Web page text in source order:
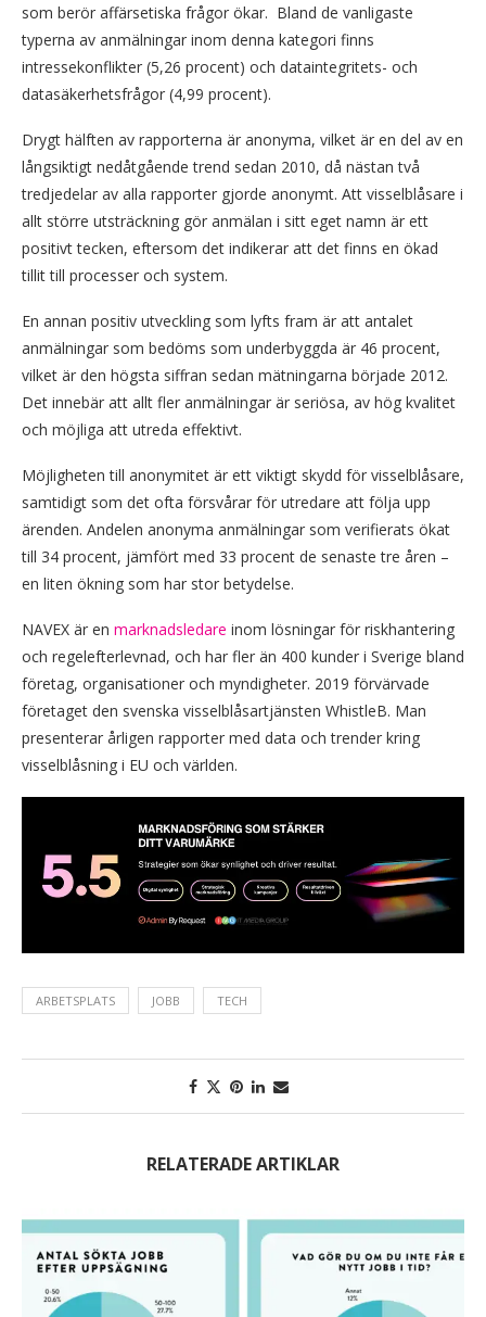
som berör affärsetiska frågor ökar. Bland de vanligaste
typerna av anmälningar inom denna kategori finns
intressekonflikter (5,26 procent) och dataintegritets- och
datasäkerhetsfrågor (4,99 procent).
Drygt hälften av rapporterna är anonyma, vilket är en del av en
långsiktigt nedåtgående trend sedan 2010, då nästan två
tredjedelar av alla rapporter gjorde anonymt. Att visselblåsare i
allt större utsträckning gör anmälan i sitt eget namn är ett
positivt tecken, eftersom det indikerar att det finns en ökad
tillit till processer och system.
En annan positiv utveckling som lyfts fram är att antalet
anmälningar som bedöms som underbyggda är 46 procent,
vilket är den högsta siffran sedan mätningarna började 2012.
Det innebär att allt fler anmälningar är seriösa, av hög kvalitet
och möjliga att utreda effektivt.
Möjligheten till anonymitet är ett viktigt skydd för visselblåsare,
samtidigt som det ofta försvårar för utredare att följa upp
ärenden. Andelen anonyma anmälningar som verifierats ökat
till 34 procent, jämfört med 33 procent de senaste tre åren –
en liten ökning som har stor betydelse.
NAVEX är en marknadsledare inom lösningar för riskhantering
och regelefterlevnad, och har fler än 400 kunder i Sverige bland
företag, organisationer och myndigheter. 2019 förvärvade
företaget den svenska visselblåsartjänsten WhistleB. Man
presenterar årligen rapporter med data och trender kring
visselblåsning i EU och världen.
ARBETSPLATS JOBB TECH
RELATERADE ARTIKLAR